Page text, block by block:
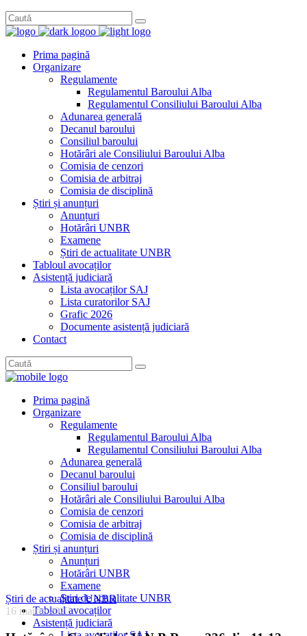
Prima pagină
Organizare
Regulamente
Regulamentul Baroului Alba
Regulamentul Consiliului Baroului Alba
Adunarea generală
Decanul baroului
Consiliul baroului
Hotărâri ale Consiliului Baroului Alba
Comisia de cenzori
Comisia de arbitraj
Comisia de disciplină
Știri și anunțuri
Anunțuri
Hotărâri UNBR
Examene
Știri de actualitate UNBR
Tabloul avocaților
Asistență judiciară
Lista avocaților SAJ
Lista curatorilor SAJ
Grafic 2026
Documente asistență judiciară
Contact
Prima pagină
Organizare
Regulamente
Regulamentul Baroului Alba
Regulamentul Consiliului Baroului Alba
Adunarea generală
Decanul baroului
Consiliul baroului
Hotărâri ale Consiliului Baroului Alba
Comisia de cenzori
Comisia de arbitraj
Comisia de disciplină
Știri și anunțuri
Anunțuri
Hotărâri UNBR
Examene
Știri de actualitate UNBR
Tabloul avocaților
Asistență judiciară
Știri de actualitate UNBR
16 martie 2022